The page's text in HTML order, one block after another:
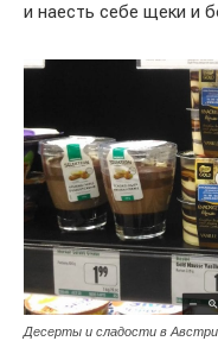
и наесть себе щеки и
Десерты и сладости в